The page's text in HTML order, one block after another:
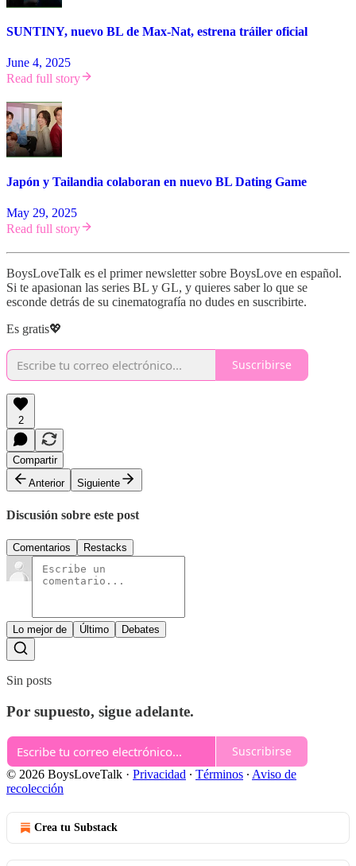
SUNTINY, nuevo BL de Max-Nat, estrena tráiler oficial
June 4, 2025
Read full story
Japón y Tailandia colaboran en nuevo BL Dating Game
May 29, 2025
Read full story
BoysLoveTalk es el primer newsletter sobre BoysLove en español.
Si te apasionan las series BL y GL, y quieres saber lo que se
esconde detrás de su cinematografía no dudes en suscribirte.
Es gratis💖
Suscribirse
2
Compartir
Anterior
Siguiente
Discusión sobre este post
Comentarios Restacks
Lo mejor de Último Debates
Sin posts
Por supuesto, sigue adelante.
Suscribirse
© 2026 BoysLoveTalk · Privacidad ∙ Términos ∙ Aviso de
recolección
Crea tu Substack